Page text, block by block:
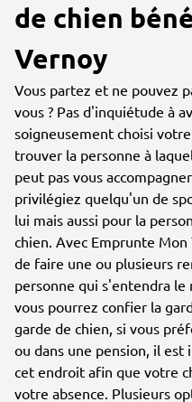
de chien
Vernoy
Vous partez et ne pouvez
vous ? Pas d'inquiétude à
soigneusement choisi
trouver la personne à
peut pas vous
privilégiez quelqu'un de
lui mais aussi pour la
chien. Avec Emprunte
de faire une ou plusieurs
personne qui s'entendra
vous pourrez confier la
garde de chien, si vous
ou dans une pension, il
cet endroit afin que votre
votre absence. Plusieurs